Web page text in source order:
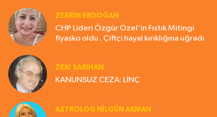
ZERRIN ERDOĞAN
CHP Lideri Özgür Özel'in Fıstık Mitingi
fiyasko oldu . Çiftçi hayal kırıklığına uğradı
ZEKI SARIHAN
KANUNSUZ CEZA: LİNÇ
ASTROLOG NILGÜN AKMAN